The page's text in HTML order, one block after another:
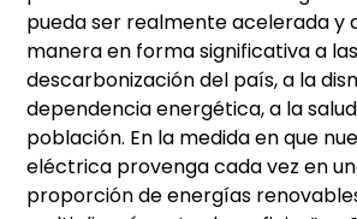
pueda ser realmente acelerada y
manera en forma significativa a
descarbonización del país, a la
dependencia energética, a la
población. En la medida en que
eléctrica provenga cada vez en
proporción de energías